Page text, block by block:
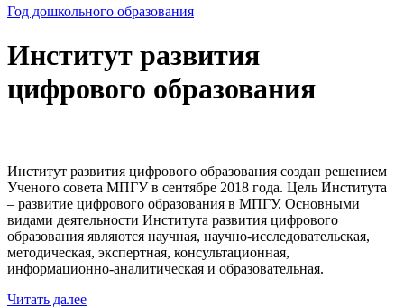
Год дошкольного образования
Институт развития
цифрового образования
Институт развития цифрового образования создан решением
Ученого совета МПГУ в сентябре 2018 года. Цель Института
– развитие цифрового образования в МПГУ. Основными
видами деятельности Института развития цифрового
образования являются научная, научно-исследовательская,
методическая, экспертная, консультационная,
информационно-аналитическая и образовательная.
Читать далее